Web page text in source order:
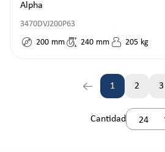
Alpha
3470DVJ200P63
200 mm 240 mm 205 kg
Página
1 2 3
Cantidad